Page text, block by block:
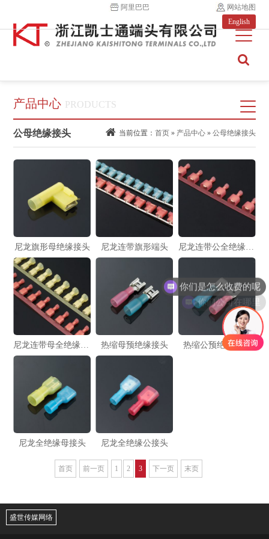
网站地图
阿里巴巴
English
产品中心 PRODUCTS
公母绝缘接头 当前位置： 首页 » 产品中心 » 公母绝缘接头
尼龙旗形母绝缘接头 尼龙连带旗形端头 尼龙连带公全绝缘接头
尼龙连带母全绝缘接头 热缩母预绝缘接头 热缩公预绝缘接头
尼龙全绝缘母接头 尼龙全绝缘公接头
首页 前一页 1 2 3 下一页 末页
盛世传媒网络
你们是怎么收费的呢
你们公司在哪里